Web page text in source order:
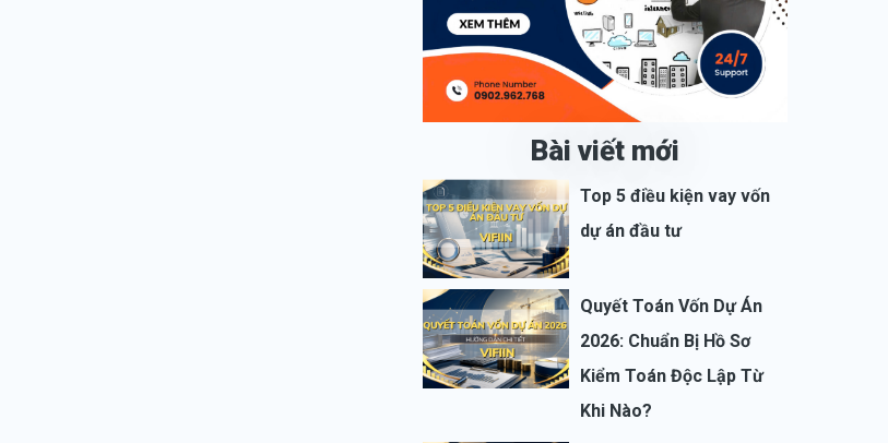
Bài viết mới
Top 5 điều kiện vay vốn
dự án đầu tư
Quyết Toán Vốn Dự Án
2026: Chuẩn Bị Hồ Sơ
Kiểm Toán Độc Lập Từ
Khi Nào?